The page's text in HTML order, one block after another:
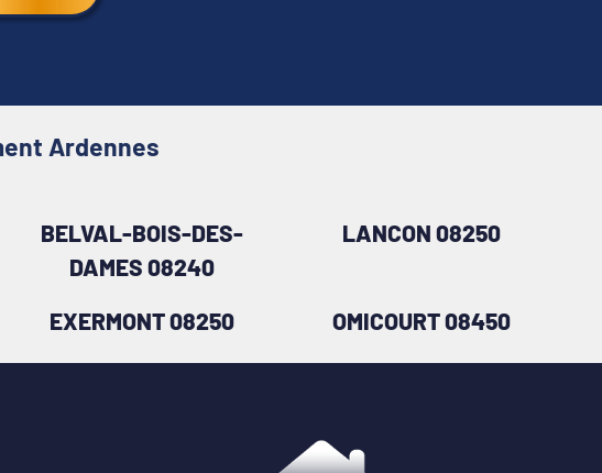
Ardennes
BELVAL-BOIS-DES-
DAMES 08240
LANCON 08250
EXERMONT 08250 OMICOURT 08450